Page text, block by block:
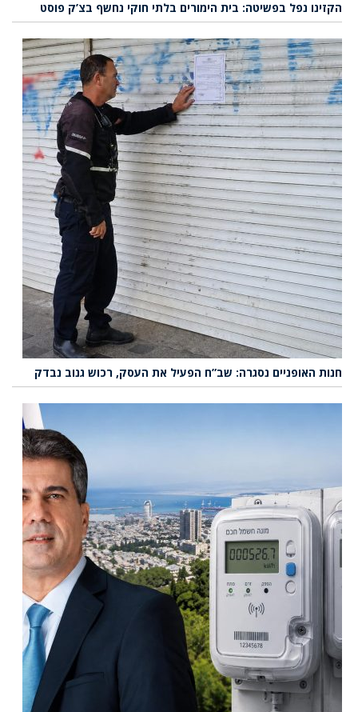
הקזינו נפל בפשיטה: בית הימורים בלתי חוקי נחשף בצ’ק פוסט
חנות האופניים נסגרה: שב”ח הפעיל את העסק, רכוש גנוב נבדק